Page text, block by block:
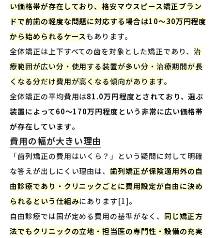
い価格帯が存在しており、格安マウスピース矯正ブラン
ドで前歯の軽度な問題に対応する場合は10〜30万円程度
から始められるケースもあります。
全体矯正は上下すべての歯を対象とした矯正であり、 治
療範囲が広い分・使用する装置が多い分・治療期間が長
くなる分だけ費用が高くなる傾向があります。
全体矯正の平均費用は81.0万円程度とされており、選ぶ
装置によって60〜170万円程度という非常に広い価格帯
が存在しています。
費用の幅が大きい理由
「歯列矯正の費用はいくら？」という疑問に対して明確
な答えが出しにくい理由は、歯列矯正が保険適用外の自
由診療であり・クリニックごとに費用設定が自由に決め
られるという仕組みにあります[1]。
自由診療では国が定める費用の基準がなく、 同じ矯正方
法でもクリニックの立地・担当医の専門性・設備の充実